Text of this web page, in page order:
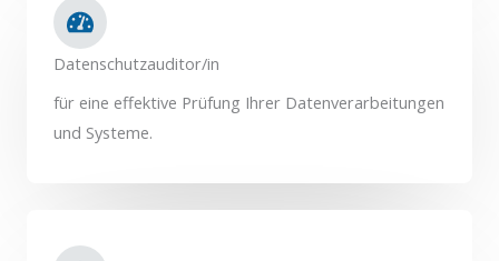
Datenschutzauditor/in
für eine effektive Prüfung Ihrer Datenverarbeitungen
und Systeme.